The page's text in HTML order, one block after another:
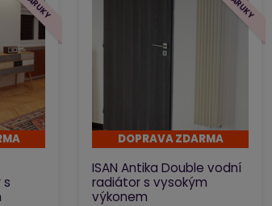
radiátorů ISAN Exact, článkových radiátorů
na míru dle vašich představ.
s
DOPRAVA ZDARMA
ISAN Antika Double vodní
radiátor s vysokým
výkonem